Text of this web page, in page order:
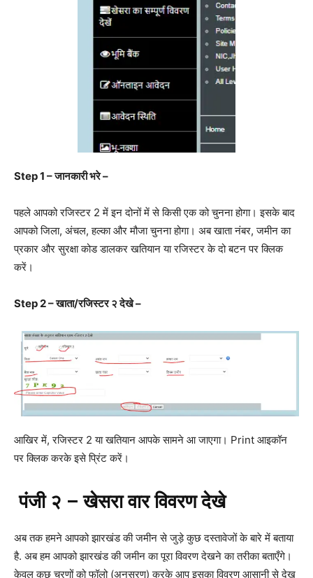
Step 1 –जानकारीभरे–
पहले आपको रजिस्टर 2 में इन दोनों में से किसी एक को चुनना होगा। इसके बाद
आपको जिला, अंचल, हल्का और मौजा चुनना होगा। अब खाता नंबर, जमीन का
प्रकार और सुरक्षा कोड डालकर खतियान या रजिस्टर के दो बटन पर क्लिक
करें।
Step 2 – खाता/रजिस्टर २ देखे –
आखिर में, रजिस्टर 2 या खतियान आपके सामने आ जाएगा। Print आइकॉन
पर क्लिक करके इसे प्रिंट करें।
पंजी २ –खेसरा वार विवरण देखे
अब तक हमने आपको झारखंड की जमीन से जुड़े कुछ दस्तावेजों के बारे में बताया
है. अब हम आपको झारखंड की जमीन का पूरा विवरण देखने का तरीका बताएँगे।
केवल कुछ चरणों को फॉलो (अनुसरण) करके आप इसका विवरण आसानी से देख